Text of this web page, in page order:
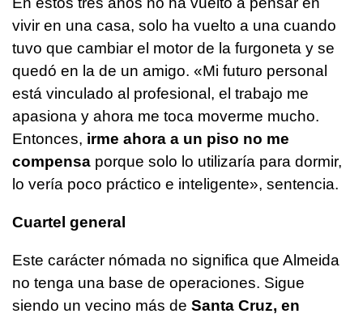
vivir en una casa, solo ha vuelto a una cuando
tuvo que cambiar el motor de la furgoneta y se
quedó en la de un amigo. «Mi futuro personal
está vinculado al profesional, el trabajo me
apasiona y ahora me toca moverme mucho.
Entonces, irme ahora a un piso no me
compensa porque solo lo utilizaría para dormir,
lo vería poco práctico e inteligente», sentencia.
Cuartel general
Este carácter nómada no significa que Almeida
no tenga una base de operaciones. Sigue
siendo un vecino más de Santa Cruz, en